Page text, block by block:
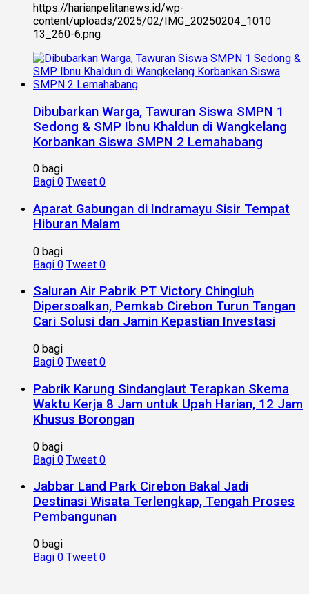
https://harianpelitanews.id/wp-
content/uploads/2025/02/IMG_20250204_1010
13_260-6.png
Dibubarkan Warga, Tawuran Siswa SMPN 1
Sedong & SMP Ibnu Khaldun di Wangkelang
Korbankan Siswa SMPN 2 Lemahabang
0 bagi
Bagi 0 Tweet 0
Aparat Gabungan di Indramayu Sisir Tempat
Hiburan Malam
0 bagi
Bagi 0 Tweet 0
Saluran Air Pabrik PT Victory Chingluh
Dipersoalkan, Pemkab Cirebon Turun Tangan
Cari Solusi dan Jamin Kepastian Investasi
0 bagi
Bagi 0 Tweet 0
Pabrik Karung Sindanglaut Terapkan Skema
Waktu Kerja 8 Jam untuk Upah Harian, 12 Jam
Khusus Borongan
0 bagi
Bagi 0 Tweet 0
Jabbar Land Park Cirebon Bakal Jadi
Destinasi Wisata Terlengkap, Tengah Proses
Pembangunan
0 bagi
Bagi 0 Tweet 0